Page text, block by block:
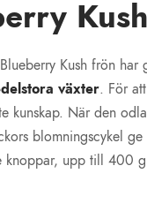
Kush frön
växter. För
kunskap. När den
blomningscykel
knoppar, upp till 400